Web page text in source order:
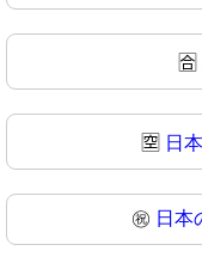
🈴
🈳 日
㊗️ 日本